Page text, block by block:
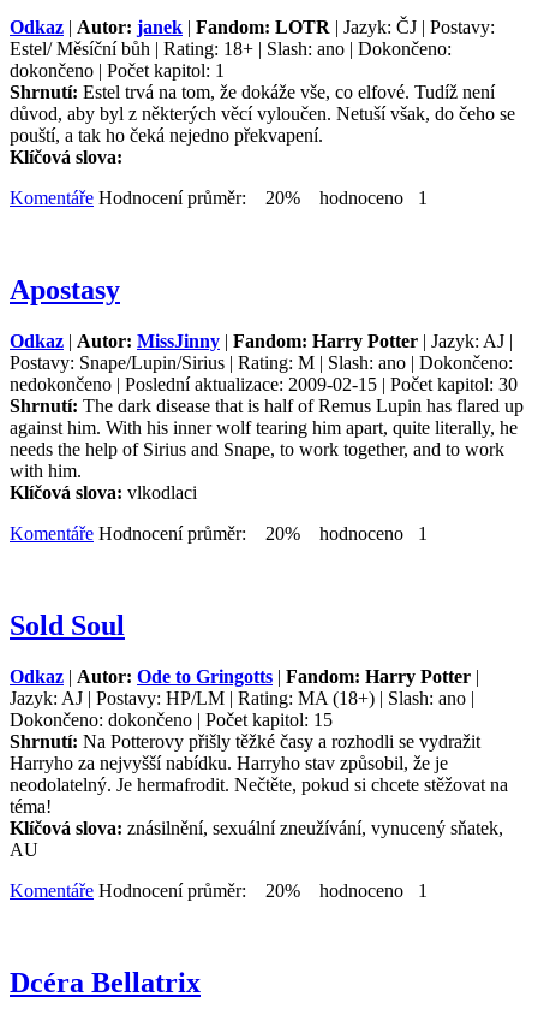
Odkaz | Autor: janek | Fandom: LOTR | Jazyk: ČJ | Postavy:
Estel/ Měsíční bůh | Rating: 18+ | Slash: ano | Dokončeno:
dokončeno | Počet kapitol: 1
Shrnutí: Estel trvá na tom, že dokáže vše, co elfové. Tudíž není
důvod, aby byl z některých věcí vyloučen. Netuší však, do čeho se
pouští, a tak ho čeká nejedno překvapení.
Klíčová slova:
Komentáře Hodnocení průměr: 20% hodnoceno 1
Apostasy
Odkaz | Autor: MissJinny | Fandom: Harry Potter | Jazyk: AJ |
Postavy: Snape/Lupin/Sirius | Rating: M | Slash: ano | Dokončeno:
nedokončeno | Poslední aktualizace: 2009-02-15 | Počet kapitol: 30
Shrnutí: The dark disease that is half of Remus Lupin has flared up
against him. With his inner wolf tearing him apart, quite literally, he
needs the help of Sirius and Snape, to work together, and to work
with him.
Klíčová slova: vlkodlaci
Komentáře Hodnocení průměr: 20% hodnoceno 1
Sold Soul
Odkaz | Autor: Ode to Gringotts | Fandom: Harry Potter |
Jazyk: AJ | Postavy: HP/LM | Rating: MA (18+) | Slash: ano |
Dokončeno: dokončeno | Počet kapitol: 15
Shrnutí: Na Potterovy přišly těžké časy a rozhodli se vydražit
Harryho za nejvyšší nabídku. Harryho stav způsobil, že je
neodolatelný. Je hermafrodit. Nečtěte, pokud si chcete stěžovat na
téma!
Klíčová slova: znásilnění, sexuální zneužívání, vynucený sňatek,
AU
Komentáře Hodnocení průměr: 20% hodnoceno 1
Dcéra Bellatrix